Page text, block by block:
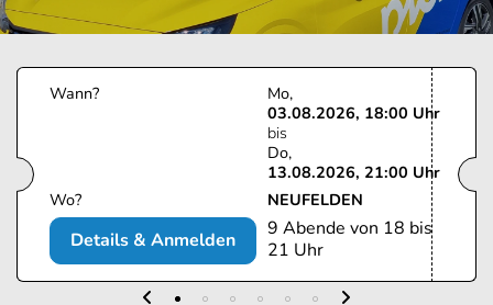
C - Schein
Aigen-Schlägl
Kontakt
Wann?
Mo
03.08.2026, 18:00 Uhr
bis
Do
13.08.2026, 21:00 Uhr
Wo?
NEUFELDEN
9 Abende von 18 bis
21 Uhr
Details & Anmelden